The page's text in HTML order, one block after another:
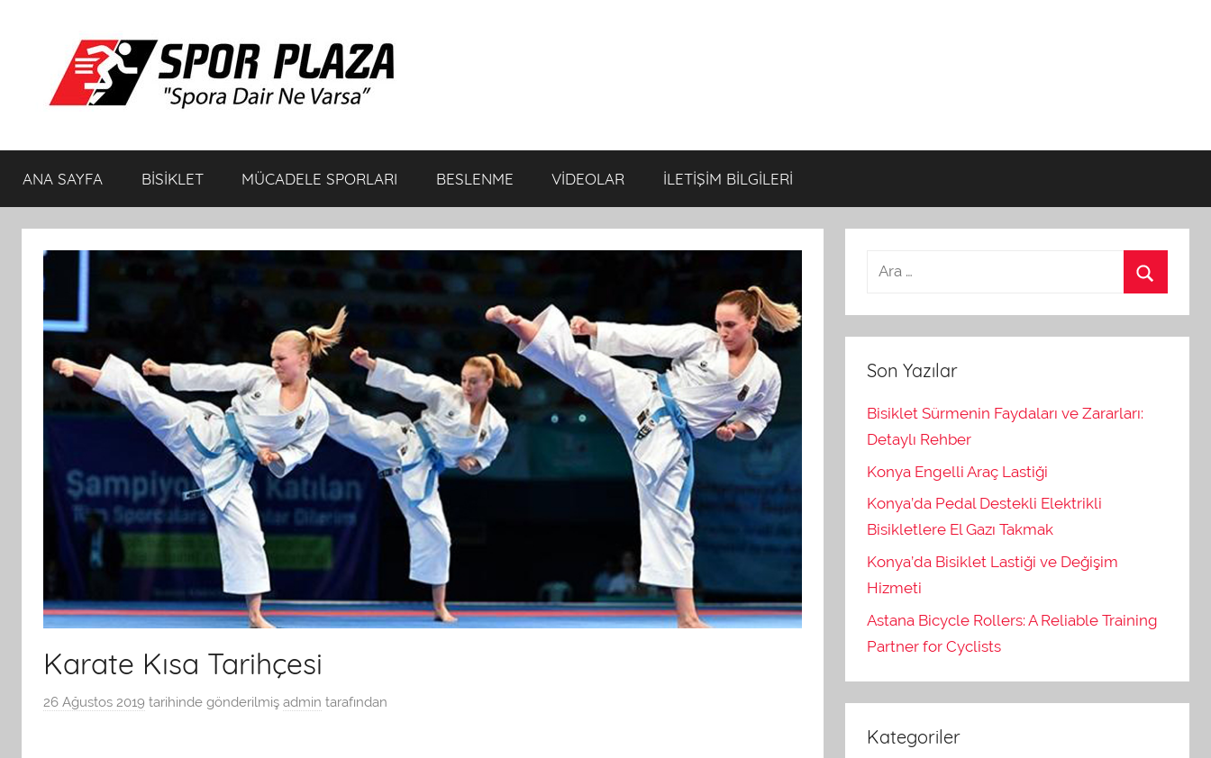
Spor
Plaza
Bisiklet
ve
Spor
Ürünleri
Dair
Ne
ANA SAYFA BİSİKLET MÜCADELE SPORLARI BESLENME VİDEOLAR İLETİŞİM BİLGİLERİ
Karate Kısa Tarihçesi
26 Ağustos 2019 tarihinde gönderilmiş admin tarafından
Son Yazılar
Bisiklet Sürmenin Faydaları ve Zararları:
Detaylı Rehber
Konya Engelli Araç Lastiği
Konya’da Pedal Destekli Elektrikli
Bisikletlere El Gazı Takmak
Konya’da Bisiklet Lastiği ve Değişim
Hizmeti
Astana Bicycle Rollers: A Reliable Training
Partner for Cyclists
Kategoriler